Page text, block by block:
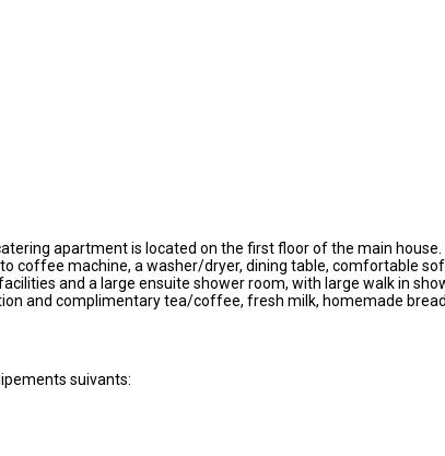
apartment is located on the first floor of the main
coffee machine, a washer/dryer, dining table, comfortable
and a large ensuite shower room, with large walk in
and complimentary tea/coffee, fresh milk, homemade
suivants: